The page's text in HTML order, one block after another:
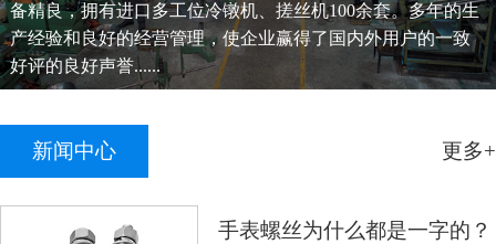
备精良，拥有进口多工位冷镦机、搓丝机100余套。多年的生
产经验和良好的经营管理，使企业赢得了国内外用户的一致
好评的良好声誉......
新闻中心 更多+
手表螺丝为什么都是一字的？